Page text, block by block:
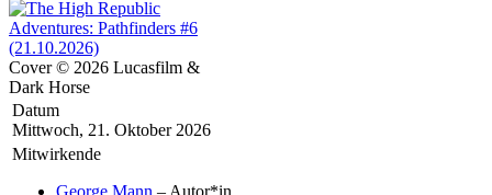
Cover © 2026 Lucasfilm &
Dark Horse
Datum
Mittwoch, 21. Oktober 2026
Mitwirkende
George Mann – Autor*in